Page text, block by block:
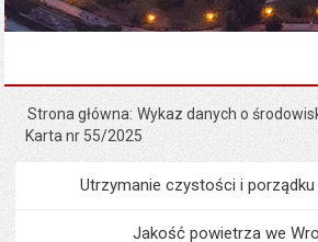
Strona główna Wykaz danych o
Karta nr 55/2025
Menu
Utrzymanie czystości i porządku
Jakość powietrza we